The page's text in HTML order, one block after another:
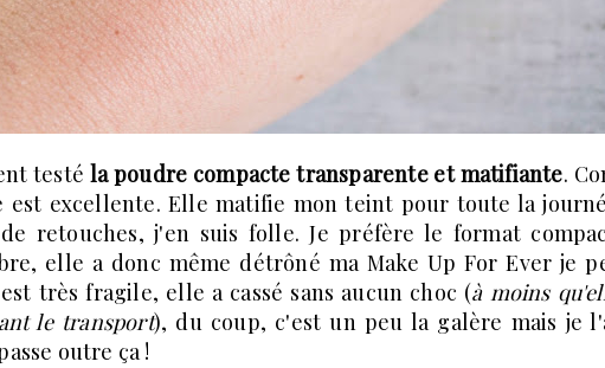
testé la poudre compacte transparente et matifiante.
est excellente. Elle matifie mon teint pour toute la
retouches, j'en suis folle. Je préfère le format
elle a donc même détrôné ma Make Up For Ever je
très fragile, elle a cassé sans aucun choc (à moins
le transport), du coup, c'est un peu la galère mais je
outre ça !